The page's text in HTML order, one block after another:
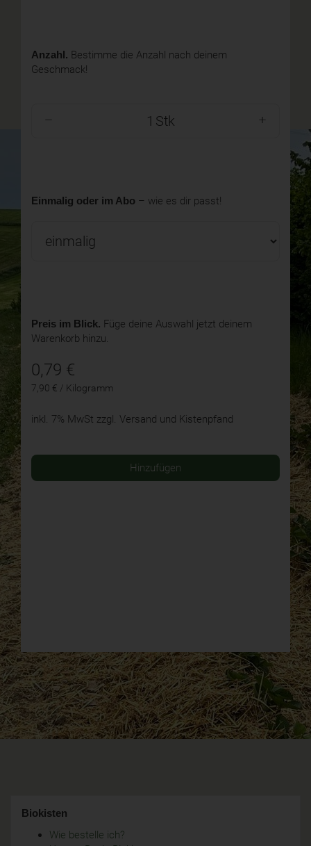
Anzahl. Bestimme die Anzahl nach deinem
Geschmack!
Stk
Einmalig oder im Abo – wie es dir passt!
Preis im Blick. Füge deine Auswahl jetzt deinem
Warenkorb hinzu.
0,79 €
7,90 € / Kilogramm
inkl. 7% MwSt zzgl. Versand und Kistenpfand
Hinzufügen
Biokisten
Wie bestelle ich?